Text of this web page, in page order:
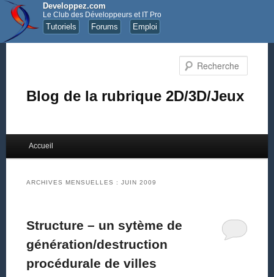
Developpez.com
Le Club des Développeurs et IT Pro
Tutoriels Forums Emploi
Blog de la rubrique 2D/3D/Jeux
Aller au contenu principal
Aller au contenu secondaire
Accueil
ARCHIVES MENSUELLES : JUIN 2009
Structure – un sytème de
génération/destruction
procédurale de villes